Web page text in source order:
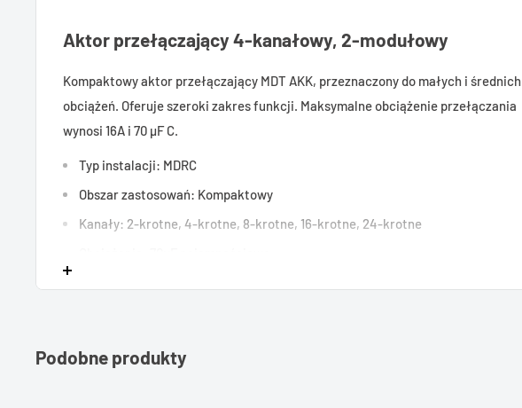
Aktor przełączający 4-kanałowy, 2-modułowy
Kompaktowy aktor przełączający MDT AKK, przeznaczony do małych i średnich
obciążeń. Oferuje szeroki zakres funkcji. Maksymalne obciążenie przełączania
wynosi 16A i 70 µF C.
Typ instalacji: MDRC
Obszar zastosowań: Kompaktowy
Kanały: 2-krotne, 4-krotne, 8-krotne, 16-krotne, 24-krotne
Podobne produkty